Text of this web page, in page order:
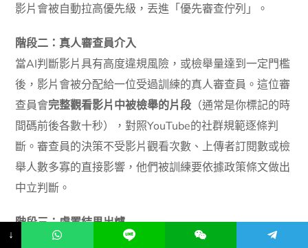
影片會被自動拉高優先級，丟進「優先審查佇列」。
階段二：真人審查員介入
當AI判斷影片具有高度違規風險，或檢舉量達到一定門檻
後，影片會被分配給一位受過訓練的真人審查員。這位審
查員會完整觀看影片中被檢舉的片段 （通常是你標記的時
間碼前後各數十秒），對照YouTube的社群規範逐條判
斷。審查員的決策不受影片觀看次數、上傳者訂閱數或檢
舉人數多寡的直接影響，他們被訓練要依據政策條文做出
中立判斷。
階段三：處置結果出爐
審查完成後，影片可能面臨以下幾種命運：
↓